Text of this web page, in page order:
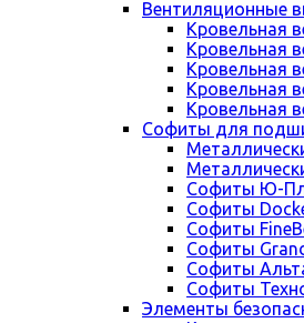
Вентиляционные
Кровельная
Кровельная
Кровельная
Кровельная
Кровельная
Cофиты для
Софиты Ю-
Софиты
Софиты
Софиты
Софиты
Софиты
Элементы